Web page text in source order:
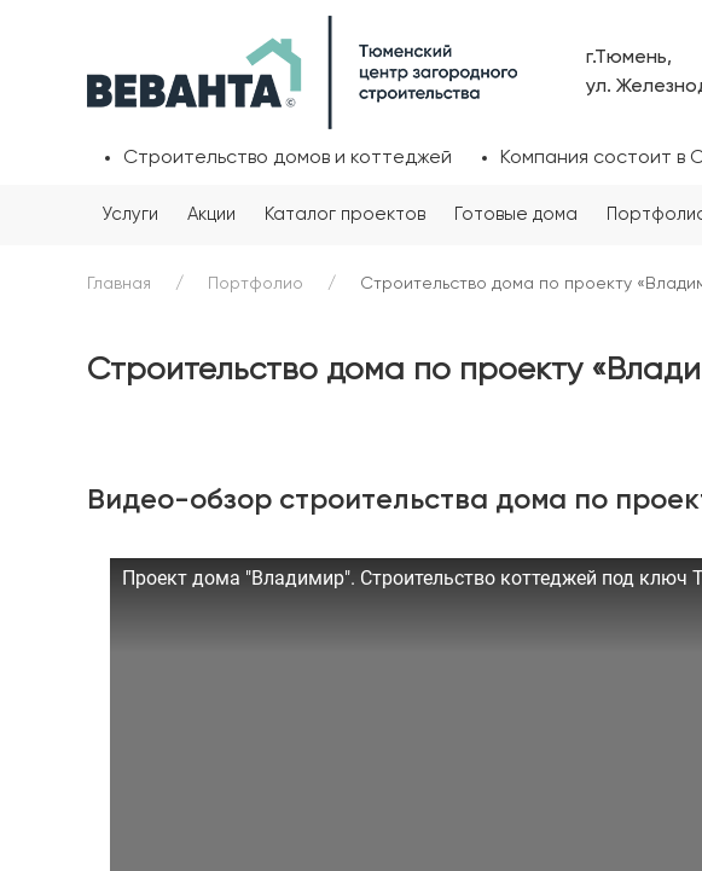
г.Тюмень,
ул.
Строительство домов и коттеджей Компания состоит в
Услуги Акции Каталог проектов Готовые дома
Главная Портфолио Строительство дома по проекту
Строительство дома по проекту
Видео-обзор строительства дома по
Проект дома "Владимир". Строительство коттеджей под ключ